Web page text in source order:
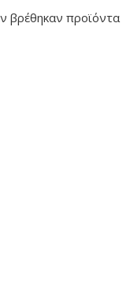
βρέθηκαν προϊόντα